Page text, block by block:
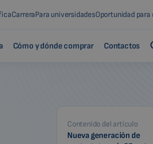
CarreraPara universidadesOportunidad
Cómo y dónde comprar Contactos
Contenido del artículo
Nueva generación de